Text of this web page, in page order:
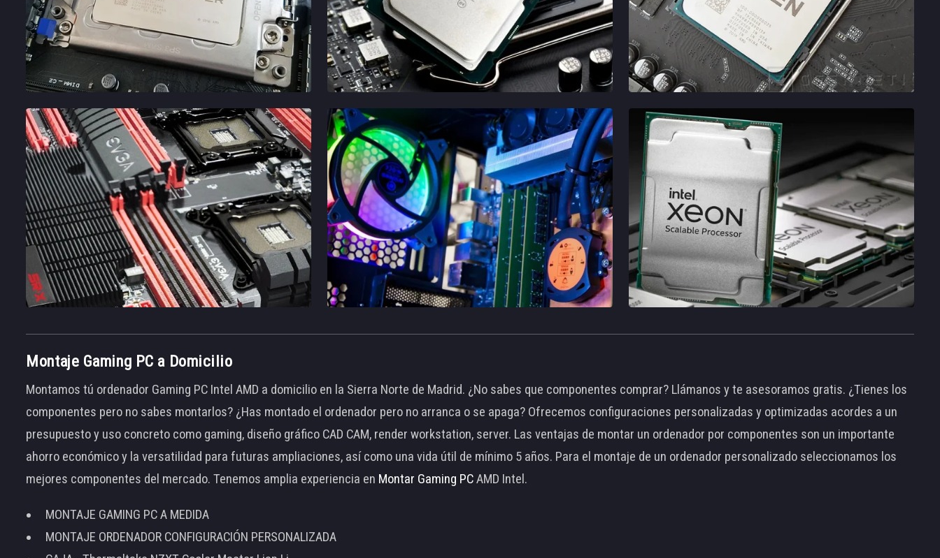
Montaje Gaming PC a Domicilio
Montamos tú ordenador Gaming PC Intel AMD a domicilio en la Sierra Norte de Madrid. ¿No sabes que componentes comprar? Llámanos y te asesoramos gratis. ¿Tienes los
componentes pero no sabes montarlos? ¿Has montado el ordenador pero no arranca o se apaga? Ofrecemos configuraciones personalizadas y optimizadas acordes a un
presupuesto y uso concreto como gaming, diseño gráfico CAD CAM, render workstation, server. Las ventajas de montar un ordenador por componentes son un importante
ahorro económico y la versatilidad para futuras ampliaciones, así como una vida útil de mínimo 5 años. Para el montaje de un ordenador personalizado seleccionamos los
mejores componentes del mercado. Tenemos amplia experiencia en Montar Gaming PCAMD Intel.
MONTAJE GAMING PC A MEDIDA
MONTAJE ORDENADOR CONFIGURACIÓN PERSONALIZADA